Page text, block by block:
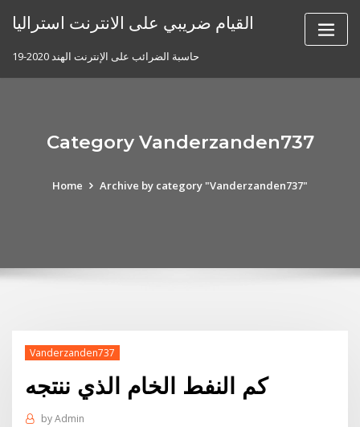
القيام ضريبي على الانترنت استراليا
حاسبة الضرائب على الإنترنت الهند 2020-19
Category Vanderzanden737
Home Archive by category "Vanderzanden737"
Vanderzanden737
كم النفط الخام الذي ننتجه
byAdmin